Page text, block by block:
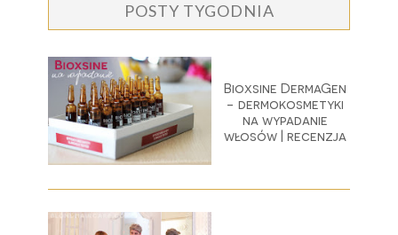
POSTY TYGODNIA
Bioxsine DermaGen
- dermokosmetyki
na wypadanie
włosów | recenzja